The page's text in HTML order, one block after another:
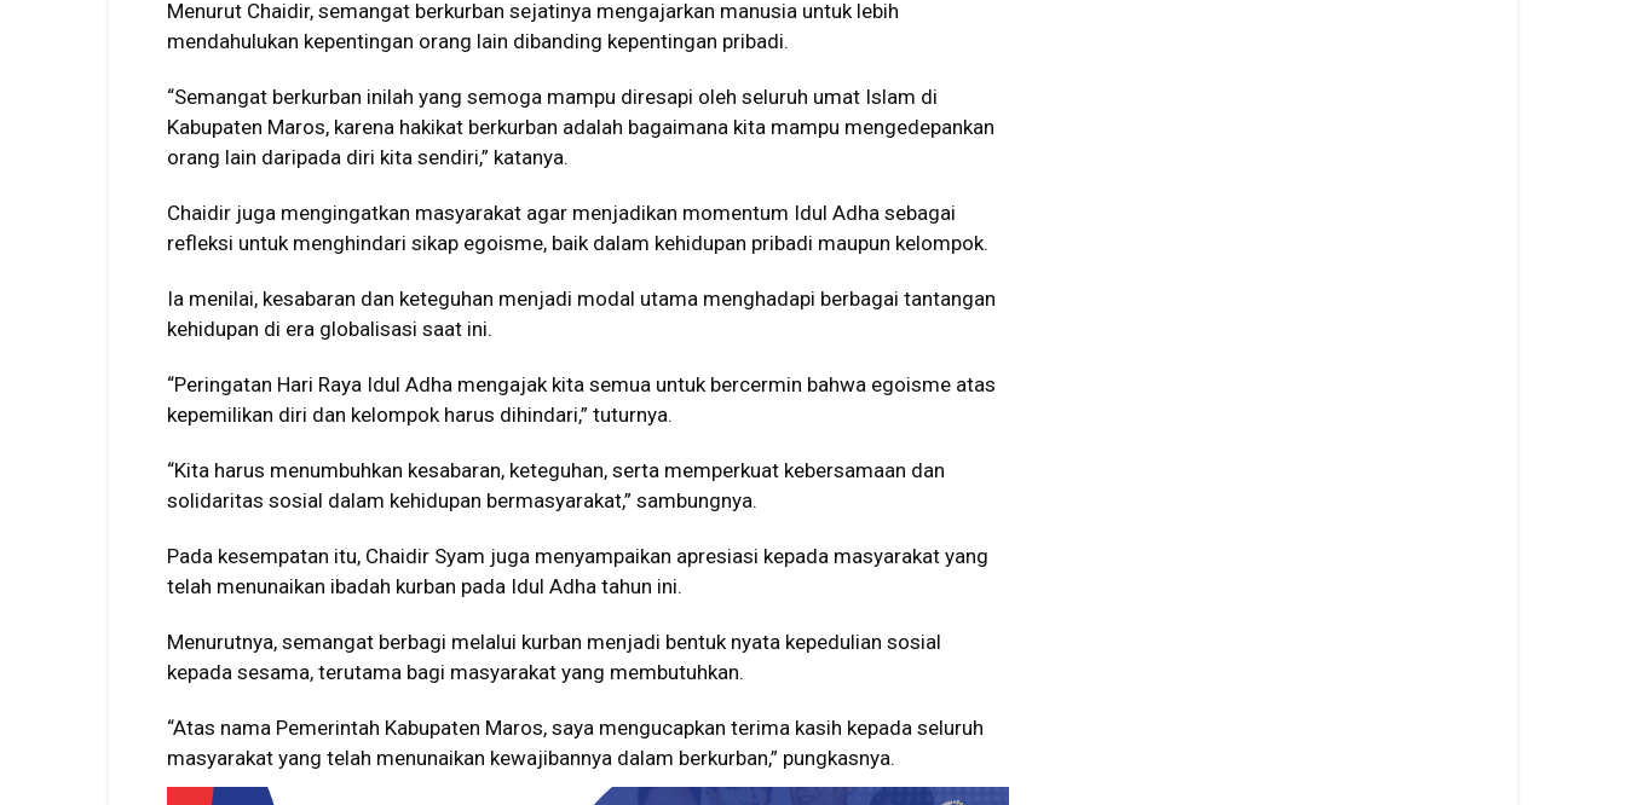
Menurut Chaidir, semangat berkurban sejatinya mengajarkan manusia untuk lebih
mendahulukan kepentingan orang lain dibanding kepentingan pribadi.
“Semangat berkurban inilah yang semoga mampu diresapi oleh seluruh umat Islam di
Kabupaten Maros, karena hakikat berkurban adalah bagaimana kita mampu mengedepankan
orang lain daripada diri kita sendiri,” katanya.
Chaidir juga mengingatkan masyarakat agar menjadikan momentum Idul Adha sebagai
refleksi untuk menghindari sikap egoisme, baik dalam kehidupan pribadi maupun kelompok.
Ia menilai, kesabaran dan keteguhan menjadi modal utama menghadapi berbagai tantangan
kehidupan di era globalisasi saat ini.
“Peringatan Hari Raya Idul Adha mengajak kita semua untuk bercermin bahwa egoisme atas
kepemilikan diri dan kelompok harus dihindari,” tuturnya.
“Kita harus menumbuhkan kesabaran, keteguhan, serta memperkuat kebersamaan dan
solidaritas sosial dalam kehidupan bermasyarakat,” sambungnya.
Pada kesempatan itu, Chaidir Syam juga menyampaikan apresiasi kepada masyarakat yang
telah menunaikan ibadah kurban pada Idul Adha tahun ini.
Menurutnya, semangat berbagi melalui kurban menjadi bentuk nyata kepedulian sosial
kepada sesama, terutama bagi masyarakat yang membutuhkan.
“Atas nama Pemerintah Kabupaten Maros, saya mengucapkan terima kasih kepada seluruh
masyarakat yang telah menunaikan kewajibannya dalam berkurban,” pungkasnya.